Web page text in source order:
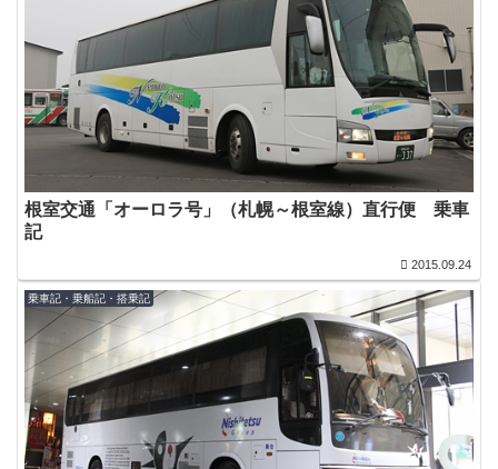
根室交通「オーロラ号」（札幌～根室線）直行便 乗車
記
2015.09.24
乗車記・乗船記・搭乗記